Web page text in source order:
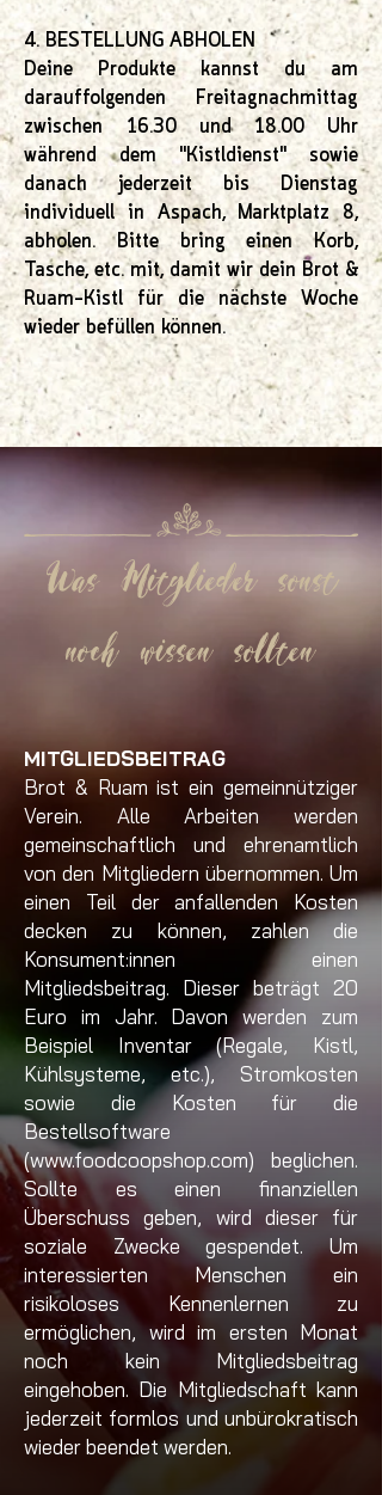
4. BESTELLUNG ABHOLEN
Deine Produkte kannst du am
darauffolgenden Freitagnachmittag
zwischen 16.30 und 18.00 Uhr
während dem "Kistldienst" sowie
danach jederzeit bis Dienstag
individuell in Aspach, Marktplatz 8,
abholen. Bitte bring einen Korb,
Tasche, etc. mit, damit wir dein Brot &
Ruam-Kistl für die nächste Woche
wieder befüllen können.
Was Mitglieder sonst
noch wissen sollten
MITGLIEDSBEITRAG
Brot & Ruam ist ein gemeinnütziger
Verein. Alle Arbeiten werden
gemeinschaftlich und ehrenamtlich
von den Mitgliedern übernommen. Um
einen Teil der anfallenden Kosten
decken zu können, zahlen die
Konsument:innen einen
Mitgliedsbeitrag. Dieser beträgt 20
Euro im Jahr. Davon werden zum
Beispiel Inventar (Regale, Kistl,
Kühlsysteme, etc.), Stromkosten
sowie die Kosten für die
Bestellsoftware
(www.foodcoopshop.com) beglichen.
Sollte es einen finanziellen
Überschuss geben, wird dieser für
soziale Zwecke gespendet. Um
interessierten Menschen ein
risikoloses Kennenlernen zu
ermöglichen, wird im ersten Monat
noch kein Mitgliedsbeitrag
eingehoben. Die Mitgliedschaft kann
jederzeit formlos und unbürokratisch
wieder beendet werden.